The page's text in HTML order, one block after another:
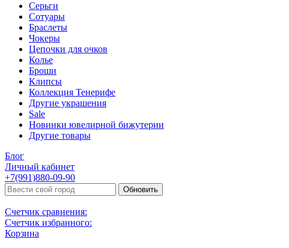
Серьги
Сотуары
Браслеты
Чокеры
Цепочки для очков
Колье
Броши
Клипсы
Коллекция Тенерифе
Другие украшения
Sale
Новинки ювелирной бижутерии
Другие товары
Блог
Личный кабинет
+7(991)880-09-90
Обновить
Счетчик сравнения:
Счетчик избранного:
Корзина